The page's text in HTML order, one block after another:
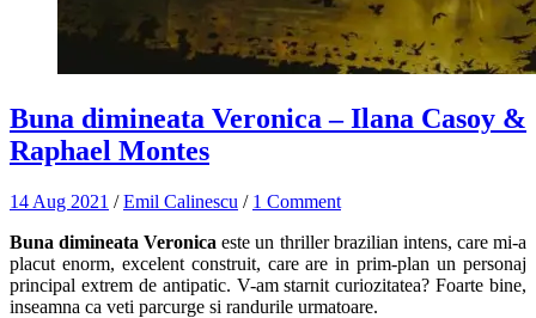
Buna dimineata Veronica – Ilana Casoy &
Raphael Montes
14 Aug 2021 /Emil Calinescu / 1 Comment
Buna dimineata Veronica este un thriller brazilian intens, care mi-a
placut enorm, excelent construit, care are in prim-plan un personaj
principal extrem de antipatic. V-am starnit curiozitatea? Foarte bine,
inseamna ca veti parcurge si randurile urmatoare.